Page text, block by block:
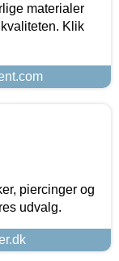
materialer
Klik
piercinger og
udvalg.